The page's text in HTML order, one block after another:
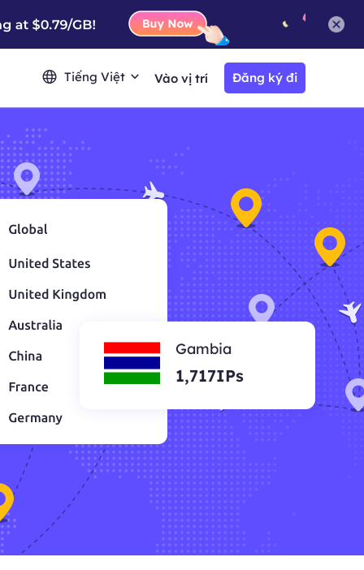
Tiếng Việt Vào vị trí Đăng ký đi
Gambia
1,717IPs